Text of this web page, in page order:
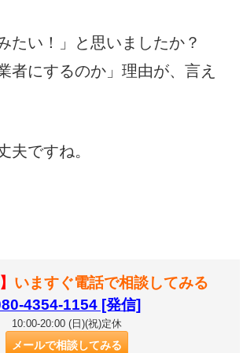
たい！」と思いましたか？
者にするのか」理由が、言え
夫ですね。
いますぐ電話で相談してみる
4354-1154 [発信]
10:00-20:00 (日)(祝)定休
メールで相談してみる